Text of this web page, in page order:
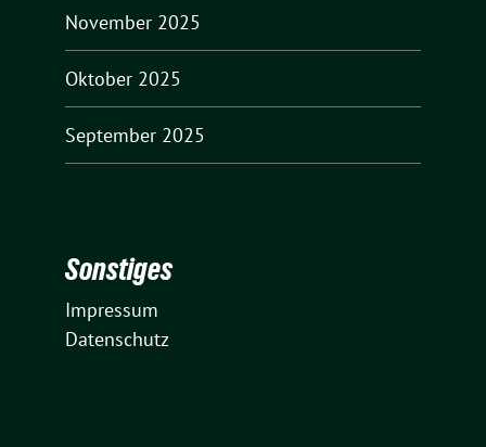
November 2025
Oktober 2025
September 2025
Sonstiges
Impressum
Datenschutz